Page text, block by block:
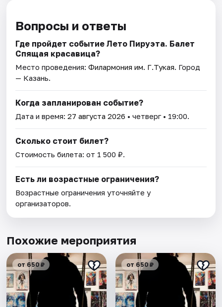
Вопросы и ответы
Где пройдет событие Лето Пируэта. Балет
Спящая красавица?
Место проведения:Филармония им. Г.Тукая. Город
— Казань.
Когда запланирован событие?
Дата и время:27 августа 2026 • четверг • 19:00.
Сколько стоит билет?
Стоимость билета: от 1 500 ₽.
Есть ли возрастные ограничения?
Возрастные ограничения уточняйте у
организаторов.
Похожие мероприятия
от 650 ₽ от 650 ₽